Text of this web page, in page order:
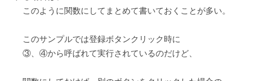
このように関数にしてまとめて書いておくことが多い。
このサンプルでは登録ボタンクリック時に
③、④から呼ばれて実行されているのだけど、